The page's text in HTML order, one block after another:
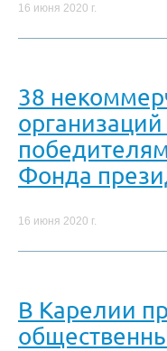
16 июня 2020 г.
38
Фонда
16 июня 2020 г.
В Карелии